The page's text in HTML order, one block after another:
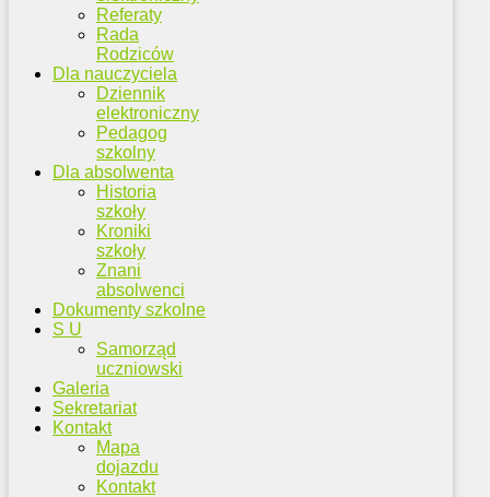
Referaty
Rada
Rodziców
Dla nauczyciela
Dziennik
elektroniczny
Pedagog
szkolny
Dla absolwenta
Historia
szkoły
Kroniki
szkoły
Znani
absolwenci
Dokumenty szkolne
S U
Samorząd
uczniowski
Galeria
Sekretariat
Kontakt
Mapa
dojazdu
Kontakt